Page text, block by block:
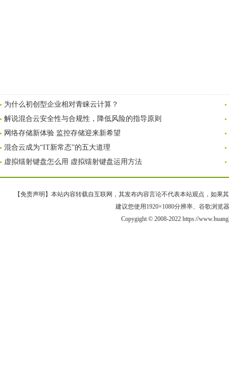
为什么初创型企业相对青睐云计算？
解说混合云安全性与合规性，降低风险的指导原则
网络存储新体验 监控存储迎来新希望
混合云成为“IT新常态”的五大道理
虚拟镭射键盘怎么用 虚拟镭射键盘运用方法
【免责声明】本站内容转载自互联网，其发布内容言论不代表本站观点，如果
建议您使用1920×1080分辨率、谷歌浏览
Copygight © 2008-2022 https://